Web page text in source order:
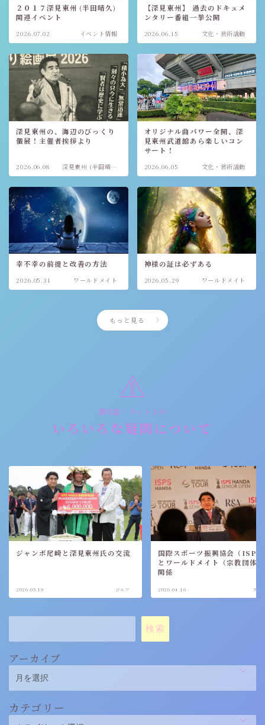
２０１７深見東州 (半田晴久)
関連イベント
2026.07.02 イベント情報
【深見東州】 過去のドキュメ
ンタリー番組一挙公開
2026.06.15 文化・芸術活動
深見東州の、海辺のびっくり
個展！主催者挨拶より
2026.06.08
深見東州 (半田晴
久)
オリジナル曲パワー全開、深
見東州武道館あら楽しいコン
サート！
2026.06.05 文化・芸術活動
幸不幸の前提と改善の方法
2026.05.31 ワールドメイト
神様の証は必ずある
2026.05.29 ワールドメイト
もっと見る
週刊誌・ネット上の
いろいろな疑問について
ジャンボ尾崎と深見東州氏の交流
2026.05.19 ゴルフ
国際スポーツ振興協会（ISPS
とワールドメイト（宗教団体
関係
2026.04.16 スポ
検索
アーカイブ
カテゴリー